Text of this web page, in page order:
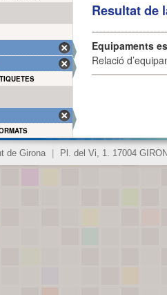
Resultat de
Equipaments
Relació
de Girona Pl. del Vi, 1. 17004